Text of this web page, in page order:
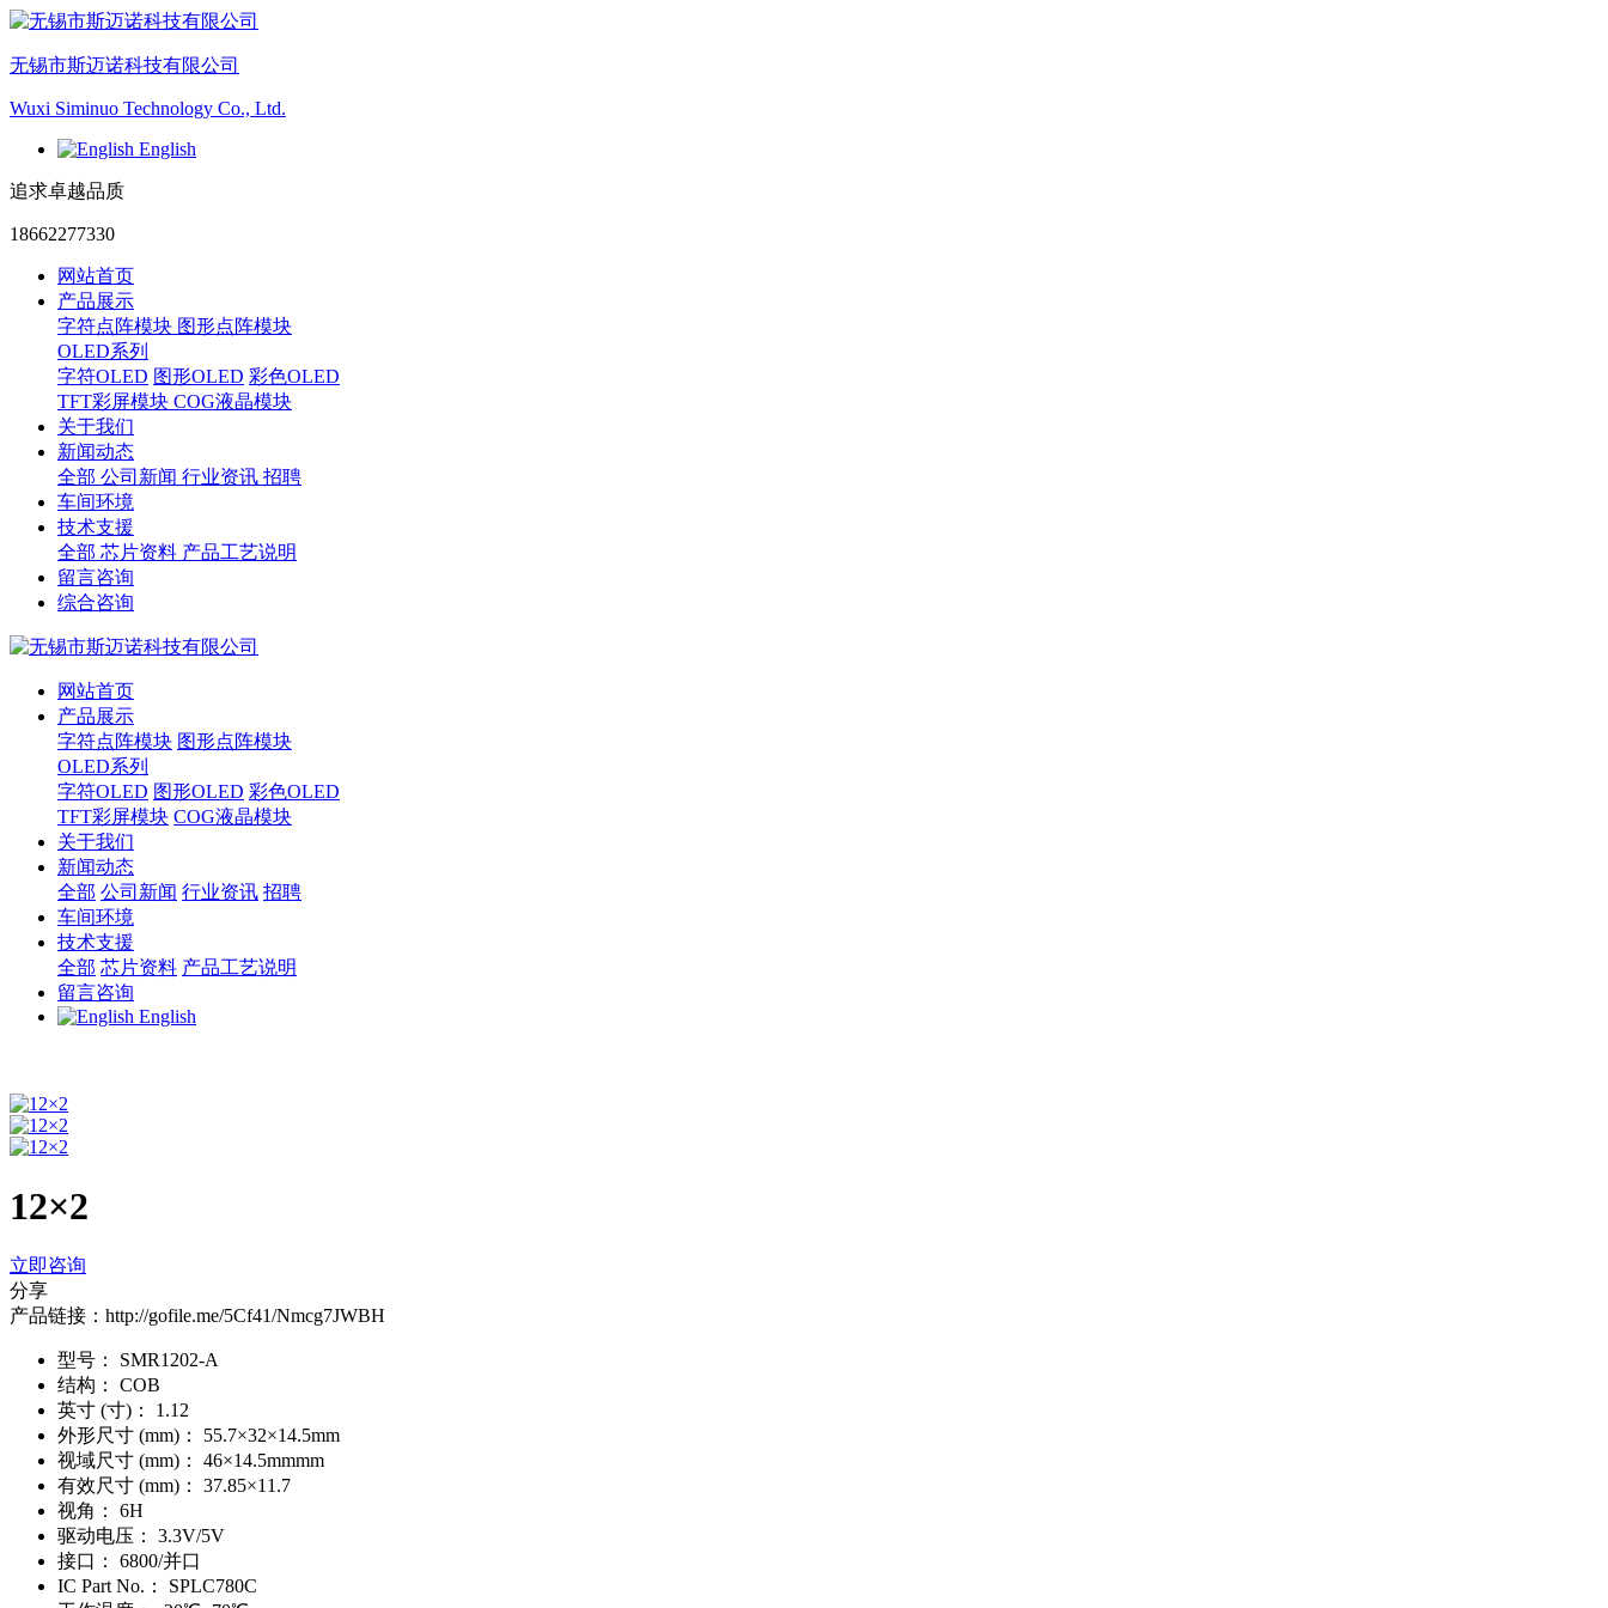
无锡市斯迈诺科技有限公司
Wuxi Siminuo Technology Co., Ltd.
English
追求卓越品质
18662277330
网站首页
产品展示
字符点阵模块 图形点阵模块
OLED系列
字符OLED 图形OLED 彩色OLED
TFT彩屏模块 COG液晶模块
关于我们
新闻动态
全部 公司新闻 行业资讯 招聘
车间环境
技术支援
全部 芯片资料 产品工艺说明
留言咨询
综合咨询
网站首页
产品展示
字符点阵模块 图形点阵模块
OLED系列
字符OLED 图形OLED 彩色OLED
TFT彩屏模块 COG液晶模块
关于我们
新闻动态
全部 公司新闻 行业资讯 招聘
车间环境
技术支援
全部 芯片资料 产品工艺说明
留言咨询
English
12×2
立即咨询
分享
产品链接：http://gofile.me/5Cf41/Nmcg7JWBH
型号：
SMR1202-A
结构：
COB
英寸 (寸)：
1.12
外形尺寸 (mm)：
55.7×32×14.5mm
视域尺寸 (mm)：
46×14.5mmmm
有效尺寸 (mm)：
37.85×11.7
视角：
6H
驱动电压：
3.3V/5V
接口：
6800/并口
IC Part No.：
SPLC780C